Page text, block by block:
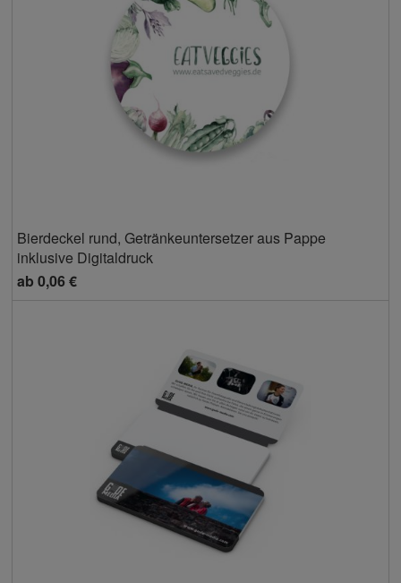
Bierdeckel rund, Getränkeuntersetzer aus Pappe
inklusive Digitaldruck
ab 0,06 €